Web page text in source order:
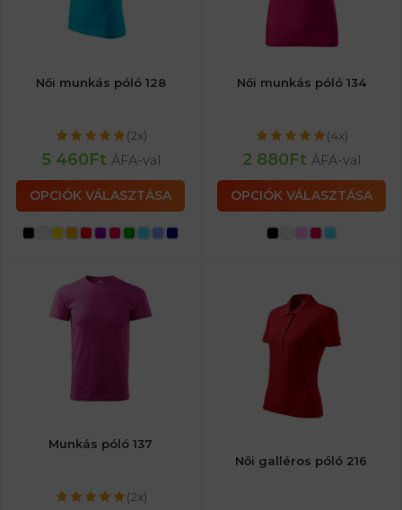
Női munkás póló 128
(2x)
5 460Ft ÁFA-val
OPCIÓK VÁLASZTÁSA
Női munkás póló 134
(4x)
2 880Ft ÁFA-val
OPCIÓK VÁLASZTÁSA
Munkás póló 137
(2x)
Női galléros póló 216